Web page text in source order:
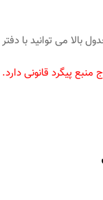
می توانید با دفتر
پیگرد قانونی دارد.